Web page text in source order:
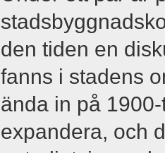
den tiden en
fanns i stadens
ända in på
expandera, och